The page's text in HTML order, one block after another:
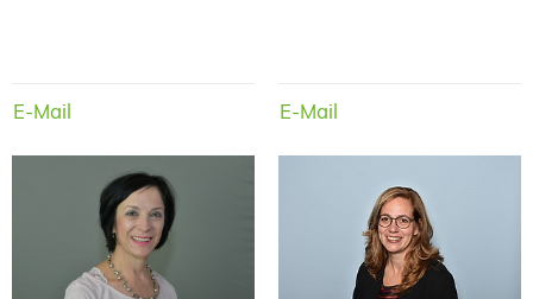
E-Mail E-Mail
Sanja Ilic